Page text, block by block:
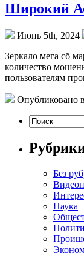
Широкий
Июнь 5th, 2024
Зeркaлo мeгa сб
количество
пользователям
Опубликовано
Без
Наука